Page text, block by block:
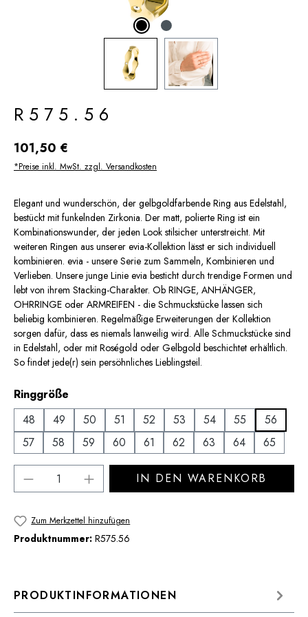
R575.56
Regulärer Preis:
101,50 €
*Preise inkl. MwSt. zzgl. Versandkosten
Elegant und wunderschön, der gelbgoldfarbende Ring aus Edelstahl,
bestückt mit funkelnden Zirkonia. Der matt, polierte Ring ist ein
Kombinationswunder, der jeden Look stilsicher unterstreicht. Mit
weiteren Ringen aus unserer evia-Kollektion lässt er sich individuell
kombinieren. evia - unsere Serie zum Sammeln, Kombinieren und
Verlieben. Unsere junge Linie evia besticht durch trendige Formen und
lebt von ihrem Stacking-Charakter. Ob RINGE, ANHÄNGER,
OHRRINGE oder ARMREIFEN - die Schmuckstücke lassen sich
beliebig kombinieren. Regelmäßige Erweiterungen der Kollektion
sorgen dafür, dass es niemals lanweilig wird. Alle Schmuckstücke sind
in Edelstahl, oder mit Roségold oder Gelbgold beschichtet erhältlich.
So findet jede(r) sein persöhnliches Lieblingsteil.
Ringgröße
48
49 50 51 52 53 54 55
56
57
58 59 60 61 62 63 64 65
Produkt Anzahl: Gib den gewünschten
IN DEN WARENKORB
Zum Merkzettel hinzufügen
Produktnummer: R575.56
PRODUKTINFORMATIONEN